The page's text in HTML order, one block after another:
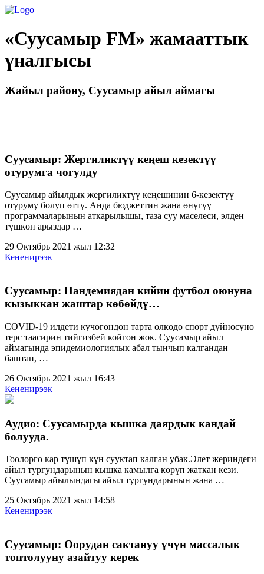
«Суусамыр FM» жамааттык
үналгысы
Жайыл району, Суусамыр айыл аймагы
Суусамыр: Жергиликтүү кеңеш кезектүү
отурумга чогулду
Суусамыр айылдык жергиликтүү кеңешинин 6-кезектүү
отуруму болуп өттү. Анда бюджеттин жана өнүгүү
программаларынын аткарылышы, таза суу маселеси, элден
түшкөн арыздар …
29 Октябрь 2021 жыл 12:32
Кененирээк
Суусамыр: Пандемиядан кийин футбол оюнуна
кызыккан жаштар көбөйдү…
COVID-19 илдети күчөгөндөн тарта өлкөдө спорт дүйнөсүнө
терс таасирин тийгизбей койгон жок. Суусамыр айыл
аймагында эпидемиологиялык абал тынчып калгандан
баштап, …
26 Октябрь 2021 жыл 16:43
Кененирээк
Аудио: Суусамырда кышка даярдык кандай
болууда.
Тоолорго кар түшүп күн сууктап калган убак.Элет жериндеги
айыл тургундарынын кышка камылга көрүп жаткан кези.
Суусамыр айылындагы айыл тургундарынын жана …
25 Октябрь 2021 жыл 14:58
Кененирээк
Суусамыр: Оорудан сактануу үчүн массалык
топтолууну азайтуу керек